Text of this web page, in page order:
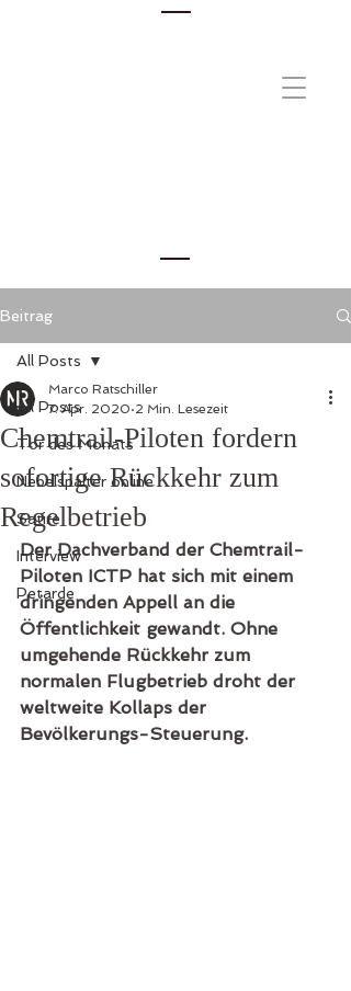
Beitrag
All Posts
Tor des Monats
Nebelspalter online
Satire
Interview
Petarde
All Posts
Chemtrail-Piloten fordern
sofortige Rückkehr zum
Regelbetrieb
Marco Ratschiller
7. Apr. 2020 2 Min. Lesezeit
Der Dachverband der Chemtrail-
Piloten ICTP hat sich mit einem
dringenden Appell an die
Öffentlichkeit gewandt. Ohne
umgehende Rückkehr zum
normalen Flugbetrieb droht der
weltweite Kollaps der
Bevölkerungs-Steuerung.